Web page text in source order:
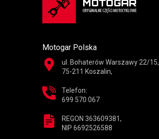
Motogar Polska
ul. Bohaterów Warszawy 22/15,
75-211 Koszalin,
Telefon:
699 570 067
REGON 363609381,
NIP 6692526588